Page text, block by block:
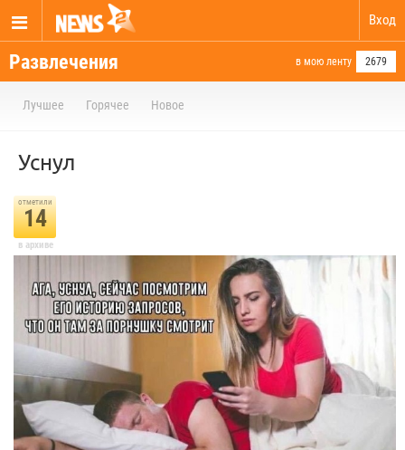
Вход
Развлечения в мою ленту 2679
Лучшее Горячее Новое
Уснул
отметили
14
в архиве